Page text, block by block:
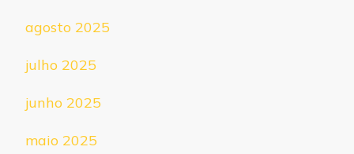
agosto 2025
julho 2025
junho 2025
maio 2025